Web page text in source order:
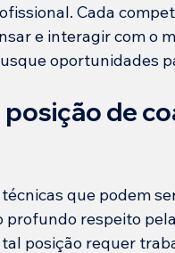
Cada
e interagir com o
oportunidades
de
que podem
profundo respeito
posição requer